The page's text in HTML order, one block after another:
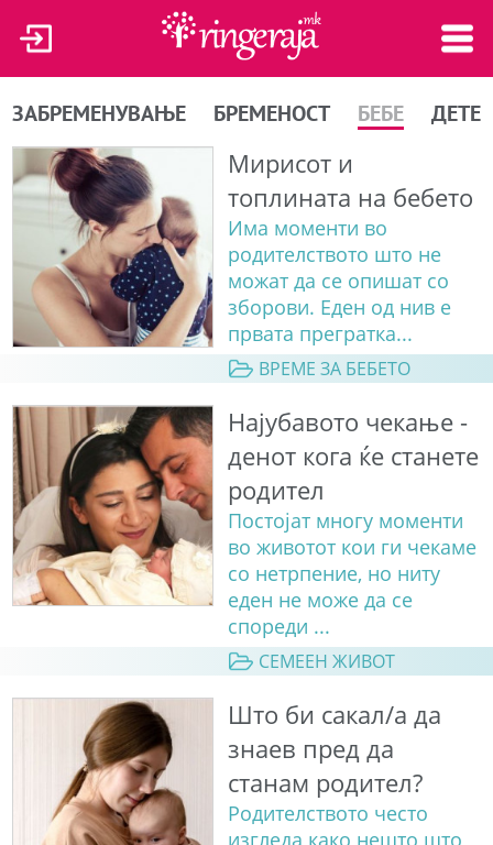
ЗАБРЕМЕНУВАЊЕ БРЕМЕНОСТ БЕБЕ ДЕТЕ
Мирисот и
топлината на бебето
Има моменти во
родителството што не
можат да се опишат со
зборови. Еден од нив е
првата прегратка...
ВРЕМЕ ЗА БЕБЕТО
Најубавото чекање -
денот кога ќе станете
родител
Постојат многу моменти
во животот кои ги чекаме
со нетрпение, но ниту
еден не може да се
спореди ...
СЕМЕЕН ЖИВОТ
Што би сакал/а да
знаев пред да
станам родител?
Родителството често